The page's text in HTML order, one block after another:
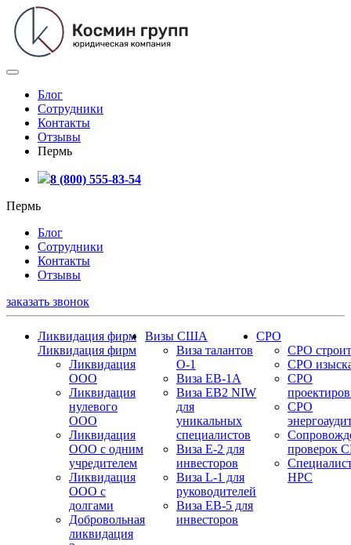
Блог
Сотрудники
Контакты
Отзывы
Пермь
8 (800) 555-83-54
Пермь
Блог
Сотрудники
Контакты
Отзывы
заказать звонок
Ликвидация фирм
Ликвидация фирм
Ликвидация
ООО
Ликвидация
нулевого
ООО
Ликвидация
ООО с одним
учредителем
Ликвидация
ООО с
долгами
Добровольная
ликвидация
Визы США
Виза талантов
О-1
Виза EB-1A
Виза EB2 NIW
для
уникальных
специалистов
Виза E-2 для
инвесторов
Виза L-1 для
руководителей
Виза EB-5 для
инвесторов
СРО
СРО
СРО
СРО
СРО
проверок
НРС